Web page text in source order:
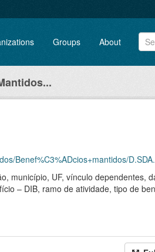
Groups About
município, UF, vínculo dependentes,
– DIB, ramo de atividade, tipo de